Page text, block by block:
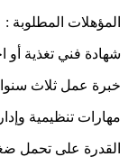
المؤهلات المطلوبة :
شهادة فني تغذية أو
خبرة عمل ثلاث
مهارات تنظيمية
القدرة على تحمل